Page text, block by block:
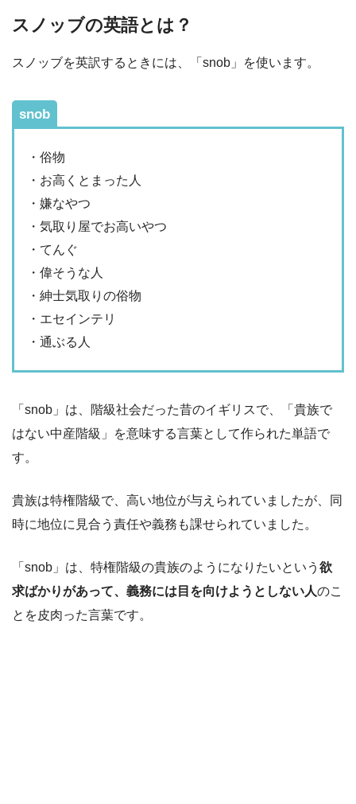
スノッブの英語とは？
スノッブを英訳するときには、「snob」を使います。
snob
・俗物
・お高くとまった人
・嫌なやつ
・気取り屋でお高いやつ
・てんぐ
・偉そうな人
・紳士気取りの俗物
・エセインテリ
・通ぶる人
「snob」は、階級社会だった昔のイギリスで、「貴族で
はない中産階級」を意味する言葉として作られた単語で
す。
貴族は特権階級で、高い地位が与えられていましたが、同
時に地位に見合う責任や義務も課せられていました。
「snob」は、特権階級の貴族のようになりたいという 欲
求ばかりがあって、義務には目を向けようとしない人のこ
とを皮肉った言葉です。